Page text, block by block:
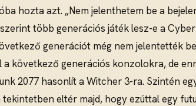
hozta azt. „Nem jelenthetem be a
több generációs játék lesz-e a
generációt még nem jelentették
következő generációs konzolokra, de
2077 hasonlít a Witcher 3-ra. Szintén
eltér majd, hogy ezúttal egy